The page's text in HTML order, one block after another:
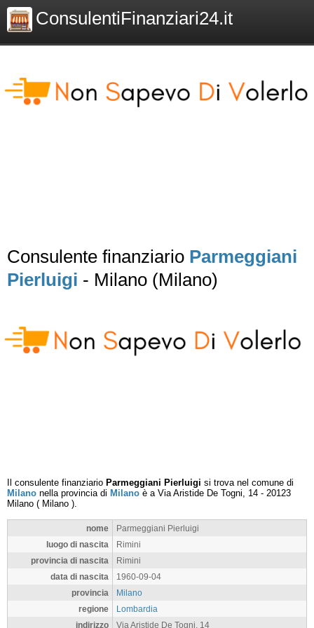
ConsulentiFinanziari24.it
Consulente finanziario Parmeggiani
Pierluigi - Milano (Milano)
Il consulente finanziario Parmeggiani Pierluigi si trova nel comune di
Milano nella provincia di Milano è a Via Aristide De Togni, 14 - 20123
Milano ( Milano ).
nome
Parmeggiani Pierluigi
luogo di nascita
Rimini
provincia di nascita
Rimini
data di nascita
1960-09-04
provincia
Milano
regione
Lombardia
indirizzo
Via Aristide De Togni, 14